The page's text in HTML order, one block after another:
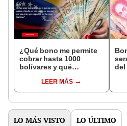
¿Qué bono me permite
cobrar hasta 1000
bolívares y qué
cumplir?LEER MÁS
del
LO MÁS VISTO LO ÚLTIMO